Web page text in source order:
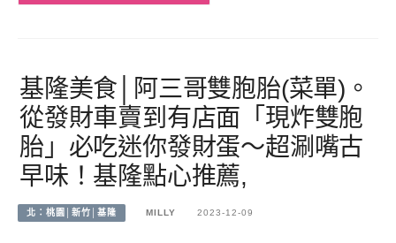
基隆美食│阿三哥雙胞胎(菜單)。
從發財車賣到有店面「現炸雙胞
胎」必吃迷你發財蛋～超涮嘴古
早味！基隆點心推薦,
北：桃園│新竹│基隆 MILLY 2023-12-09